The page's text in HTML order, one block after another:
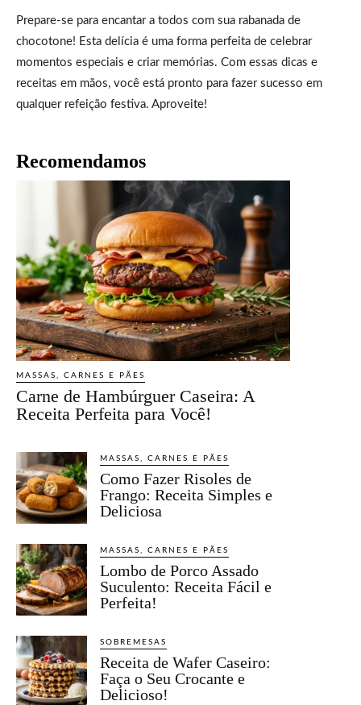
Prepare-se para encantar a todos com sua rabanada de
chocotone! Esta delícia é uma forma perfeita de celebrar
momentos especiais e criar memórias. Com essas dicas e
receitas em mãos, você está pronto para fazer sucesso em
qualquer refeição festiva. Aproveite!
Recomendamos
MASSAS, CARNES E PÃES
Carne de Hambúrguer Caseira: A
Receita Perfeita para Você!
MASSAS, CARNES E PÃES
Como Fazer Risoles de
Frango: Receita Simples e
Deliciosa
MASSAS, CARNES E PÃES
Lombo de Porco Assado
Suculento: Receita Fácil e
Perfeita!
SOBREMESAS
Receita de Wafer Caseiro:
Faça o Seu Crocante e
Delicioso!